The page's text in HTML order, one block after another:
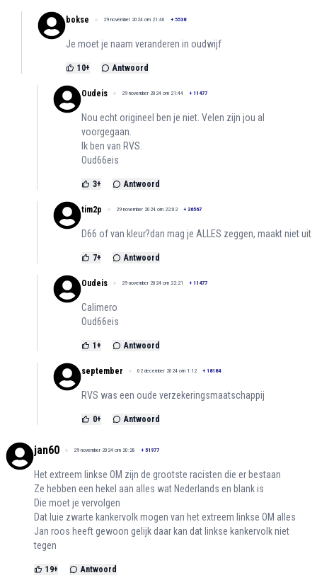
bokse 29 november 2024 om 21:40 + 5538
Je moet je naam veranderen in oudwijf
10+ Antwoord
Oudeis 29 november 2024 om 21:44 + 11477
Nou echt origineel ben je niet. Velen zijn jou al
voorgegaan.
Ik ben van RVS.
Oud66eis
3+ Antwoord
tim2p 29 november 2024 om 22:02 + 36567
D66 of van kleur?dan mag je ALLES zeggen, maakt niet uit
7+ Antwoord
Oudeis 29 november 2024 om 22:21 + 11477
Calimero
Oud66eis
1+ Antwoord
september 02 december 2024 om 1:12 + 18184
RVS was een oude verzekeringsmaatschappij
0+ Antwoord
jan60 29 november 2024 om 20:28 + 51977
Het extreem linkse OM zijn de grootste racisten die er bestaan
Ze hebben een hekel aan alles wat Nederlands en blank is
Die moet je vervolgen
Dat luie zwarte kankervolk mogen van het extreem linkse OM alles
Jan roos heeft gewoon gelijk daar kan dat linkse kankervolk niet
tegen
19+ Antwoord